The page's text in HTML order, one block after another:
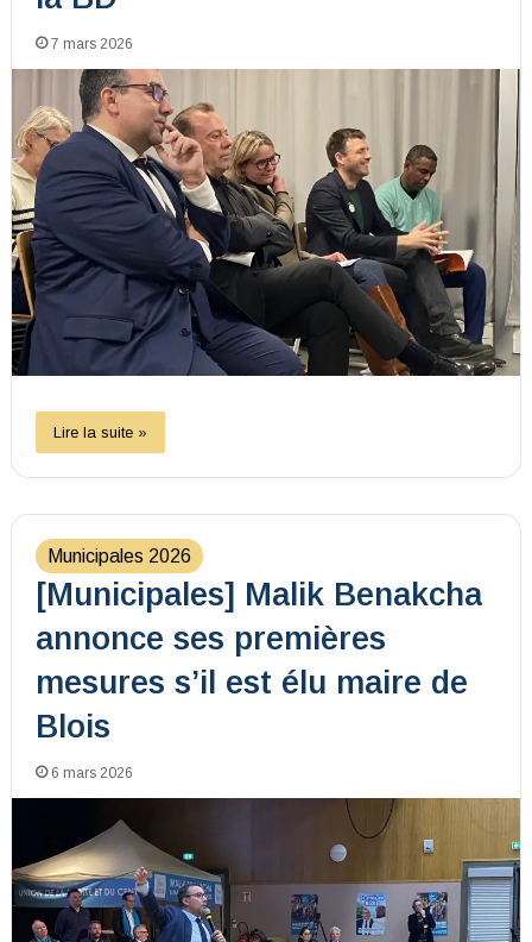
7 mars 2026
Lire la suite »
Municipales 2026
[Municipales] Malik Benakcha
annonce ses premières
mesures s’il est élu maire de
Blois
6 mars 2026